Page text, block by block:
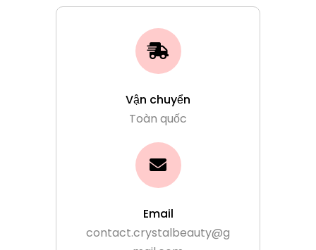
Vận chuyển
Toàn quốc
Email
contact.crystalbeauty@g